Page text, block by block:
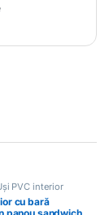
PVC interior
cu bară